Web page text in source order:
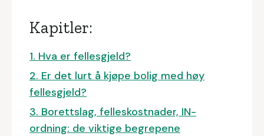
Kapitler:
1. Hva er fellesgjeld?
2. Er det lurt å kjøpe bolig med høy
fellesgjeld?
3. Borettslag, felleskostnader, IN-
ordning: de viktige begrepene